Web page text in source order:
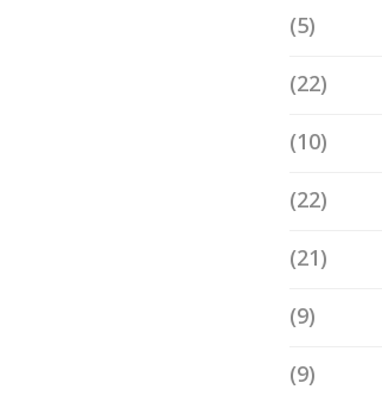
(5)
(22)
(10)
(22)
(21)
(9)
(9)